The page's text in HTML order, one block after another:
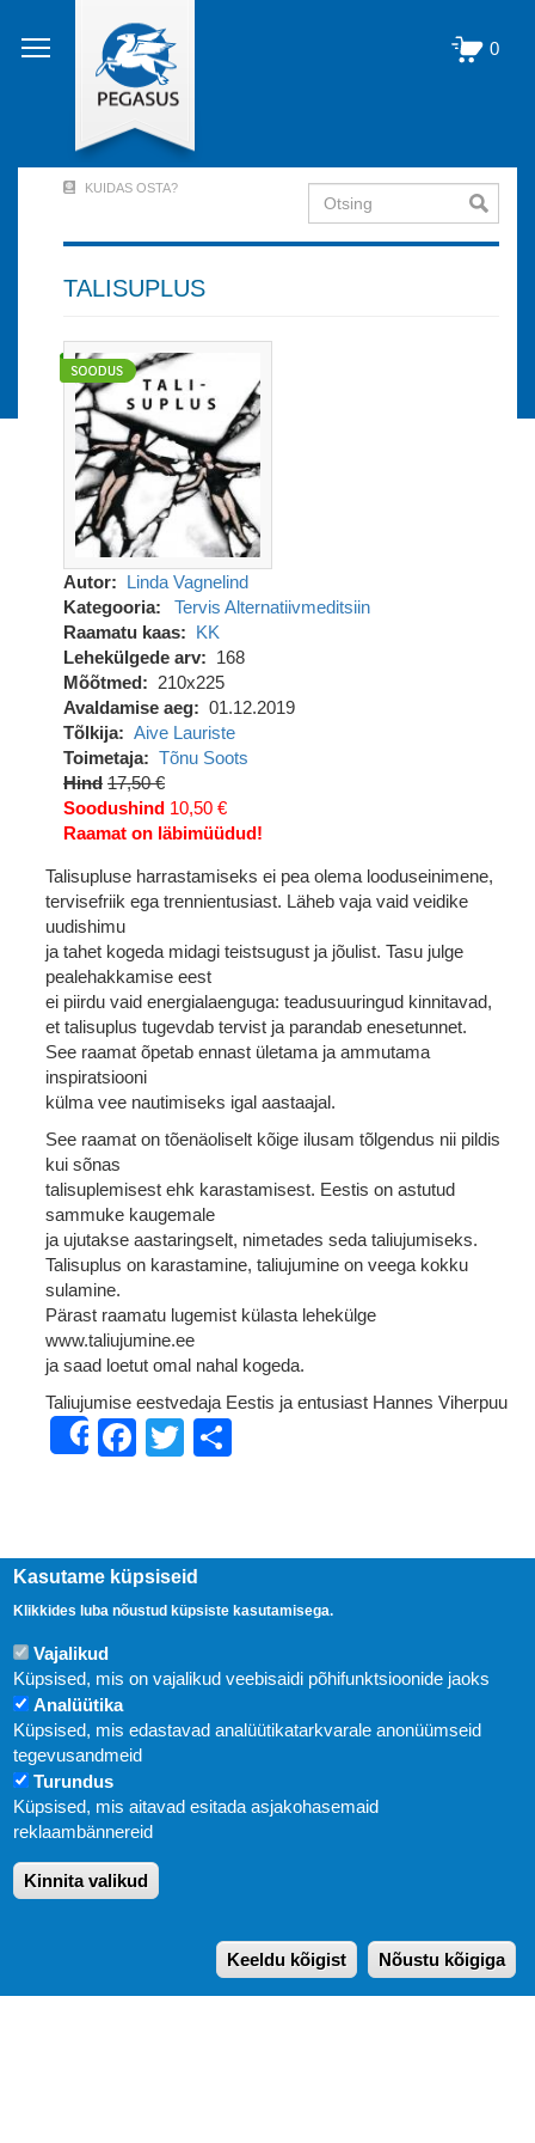
edasi
põhisisu
0
Account
Menu
out)
KUIDAS OSTA? Otsing
TALISUPLUS
Autor
Linda Vagnelind
Kategooria
Tervis Alternatiivmeditsiin
Raamatu kaas
KK
Lehekülgede arv
168
Mõõtmed
210x225
Avaldamise aeg
01.12.2019
Tõlkija
Aive Lauriste
Toimetaja
Tõnu Soots
Hind 17,50 €
Soodushind 10,50 €
Raamat on läbimüüdud!
Talisupluse harrastamiseks ei pea olema looduseinimene,
tervisefriik ega trennientusiast. Läheb vaja vaid veidike
uudishimu
ja tahet kogeda midagi teistsugust ja jõulist. Tasu julge
pealehakkamise eest
ei piirdu vaid energialaenguga: teadusuuringud kinnitavad,
et talisuplus tugevdab tervist ja parandab enesetunnet.
See raamat õpetab ennast ületama ja ammutama
inspiratsiooni
külma vee nautimiseks igal aastaajal.
See raamat on tõenäoliselt kõige ilusam tõlgendus nii pildis
kui sõnas
talisuplemisest ehk karastamisest. Eestis on astutud
sammuke kaugemale
ja ujutakse aastaringselt, nimetades seda taliujumiseks.
Talisuplus on karastamine, taliujumine on veega kokku
sulamine.
Pärast raamatu lugemist külasta lehekülge
www.taliujumine.ee
ja saad loetut omal nahal kogeda.
Taliujumise eestvedaja Eestis ja entusiast Hannes Viherpuu
ShareFacebook
Twitter
Uudised
KIRJASTUS PEGASUS OÜ © 2020
Paldiski mnt. 29 (A korpus VI korrus), Tallinn
E-post:pegasus[at]pegasus.ee
Kasutame küpsiseid
Klikkides luba nõustud küpsiste kasutamisega.
Vajalikud
Küpsised, mis on vajalikud veebisaidi põhifunktsioonide jaoks
Analüütika
Küpsised, mis edastavad analüütikatarkvarale anonüümseid
tegevusandmeid
Turundus
Küpsised, mis aitavad esitada asjakohasemaid
reklaambännereid
Kinnita valikud
Keeldu kõigist Nõustu kõigiga